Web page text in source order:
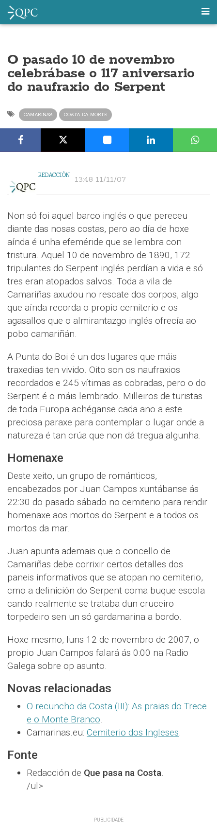
O pasado 10 de novembro
celebrábase o 117 aniversario
do naufraxio do Serpent
CAMARIÑAS COSTA DA MORTE
REDACCIÓN 13:48 11/11/07
Non só foi aquel barco inglés o que pereceu
diante das nosas costas, pero ao día de hoxe
aínda é unha efeméride que se lembra con
tristura. Aquel 10 de novembro de 1890, 172
tripulantes do Serpent inglés perdían a vida e só
tres eran atopados salvos. Toda a vila de
Camariñas axudou no rescate dos corpos, algo
que aínda recorda o propio cemiterio e os
agasallos que o almirantazgo inglés ofrecía ao
pobo camariñán.
A Punta do Boi é un dos lugares que máis
traxedias ten vivido. Oito son os naufraxios
recordados e 245 vítimas as cobradas, pero o do
Serpent é o máis lembrado. Milleiros de turistas
de toda Europa achéganse cada ano a este
preciosa paraxe para contemplar o lugar onde a
natureza é tan crúa que non dá tregua algunha.
Homenaxe
Deste xeito, un grupo de románticos,
encabezados por Juan Campos xuntábanse ás
22:30 do pasado sábado no cemiterio para rendir
homenaxe aos mortos do Serpent e a todos os
mortos da mar.
Juan apunta ademais que o concello de
Camariñas debe corrixir certos detalles dos
paneis informativos que se atopan no cemiterio,
cmo a definición do Serpent coma buque escola
cando realmente se trataba dun cruceiro
torpedeiro sen un só gardamarina a bordo.
Hoxe mesmo, luns 12 de novembro de 2007, o
propio Juan Campos falará ás 0:00 na Radio
Galega sobre op asunto.
Novas relacionadas
O recuncho da Costa (III): As praias do Trece
e o Monte Branco.
Camarinas.eu: Cemiterio dos Ingleses.
Fonte
Redacción de Que pasa na Costa.
/ul>